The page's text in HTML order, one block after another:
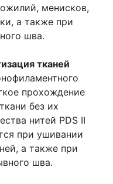
менисков,
а также при
шва.
тканей
прохождение
без их
нитей PDS II
при ушивании
а также при
шва.